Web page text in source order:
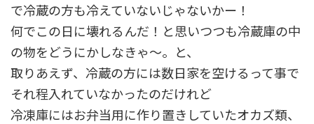
で冷蔵の方も冷えていないじゃないかー！
何でこの日に壊れるんだ！と思いつつも冷蔵庫の中
の物をどうにかしなきゃ～。と、
取りあえず、冷蔵の方には数日家を空けるって事で
それ程入れていなかったのだけれど
冷凍庫にはお弁当用に作り置きしていたオカズ類、